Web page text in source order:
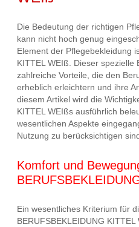
Die Bedeutung der richtigen
kann nicht hoch genug
Element der Pflegebekleidung
KITTEL WEIß. Dieser
zahlreiche Vorteile, die den
erheblich erleichtern und ihre
diesem Artikel wird die
KITTEL WEIßs ausführlich
wesentlichen Aspekte
Nutzung zu berücksichtigen
Komfort und
Ein wesentliches Kriterium für
BERUFSBEKLEIDUNG